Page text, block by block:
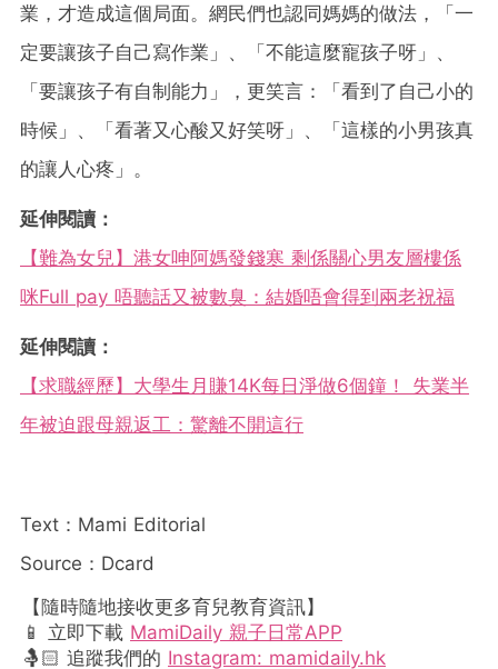
業，才造成這個局面。網民們也認同媽媽的做法，「一
定要讓孩子自己寫作業」、「不能這麼寵孩子呀」、
「要讓孩子有自制能力」，更笑言：「看到了自己小的
時候」、「看著又心酸又好笑呀」、「這樣的小男孩真
的讓人心疼」。
延伸閱讀：
【難為女兒】港女呻阿媽發錢寒 剩係關心男友層樓係
咪Full pay 唔聽話又被數臭：結婚唔會得到兩老祝福
延伸閱讀：
【求職經歷】大學生月賺14K每日淨做6個鐘！ 失業半
年被迫跟母親返工：驚離不開這行
Text：Mami Editorial
Source：Dcard
【隨時隨地接收更多育兒教育資訊】
📱 立即下載 MamiDaily 親子日常APP
🤱🏻 追蹤我們的 Instagram: mamidaily.hk